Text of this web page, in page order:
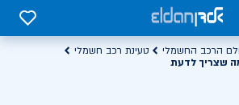
0
הרכב החשמלי
טעינת רכב חשמלי
שצריך לדעת